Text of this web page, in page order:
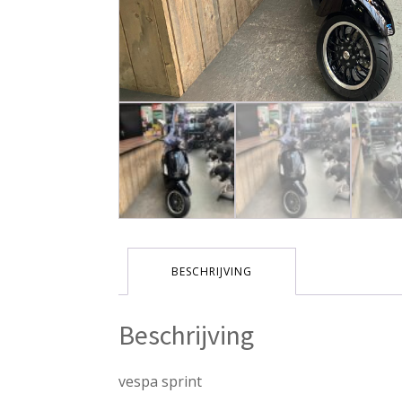
BESCHRIJVING
Beschrijving
vespa sprint